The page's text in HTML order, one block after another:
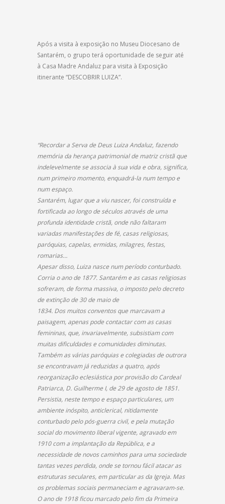
Após a visita à exposição no Museu Diocesano de
Santarém, o grupo terá oportunidade de seguir até
à Casa Madre Andaluz para visita à Exposição
itinerante “DESCOBRIR LUIZA”.
“Recordar a Serva de Deus Luiza Andaluz, fazendo
memória da herança patrimonial de matriz cristã que
indelevelmente se associa à sua vida e obra, significa,
num primeiro momento, enquadrá-la num tempo e
num espaço.
Santarém, lugar que a viu nascer, foi construída e
fortificada ao longo de séculos através de uma
profunda identidade cristã, onde não faltaram
variadas manifestações de fé, casas religiosas,
paróquias, capelas, ermidas, milagres, festas,
romarias…
Apesar disso, Luiza nasce num período conturbado.
Corria o ano de 1877. Santarém e as casas religiosas
sofreram, de forma massiva, o imposto pelo decreto
de extinção de 30 de maio de
1834. Dos muitos conventos que marcavam a
paisagem, apenas pode contactar com as casas
femininas, que, invariavelmente, subsistiam com
muitas dificuldades e comunidades diminutas.
Também as várias paróquias e colegiadas de outrora
se encontravam já reduzidas a quatro, após
reorganização eclesiástica por provisão do Cardeal
Patriarca, D. Guilherme I, de 29 de agosto de 1851.
Persistia, neste tempo e espaço particulares, um
ambiente inóspito, anticlerical, nitidamente
conturbado pelo pós-guerra civil, e pela mutação
social do movimento liberal vigente, agravado em
1910 com a implantação da República, e a
necessidade de novos caminhos para uma sociedade
tantas vezes perdida, onde se tornou fácil atacar as
estruturas seculares, em particular as da Igreja. Mas
os problemas sociais permaneciam e agravaram-se.
O ano de 1918 ficou marcado pelo fim da Primeira